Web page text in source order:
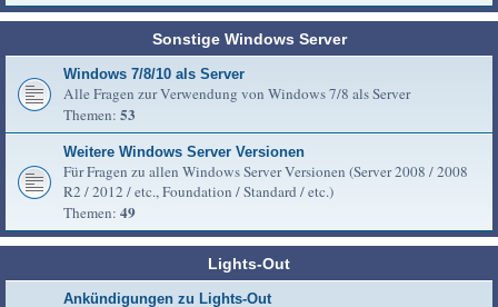
Sonstige Windows Server
Windows 7/8/10 als Server
Alle Fragen zur Verwendung von Windows 7/8 als Server
Themen: 53
Weitere Windows Server Versionen
Für Fragen zu allen Windows Server Versionen (Server 2008 / 2008
R2 / 2012 / etc., Foundation / Standard / etc.)
Themen: 49
Lights-Out
Ankündigungen zu Lights-Out